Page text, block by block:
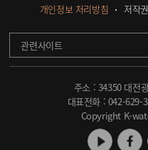
개인정보 처리방침 저작
관련사이트
주소 : 34350 대전
대표전화 : 042-629-
Copyright K-